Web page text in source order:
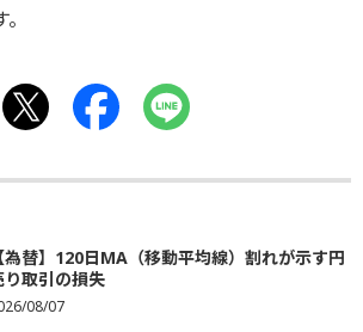
【為替】120日MA（移動平均線）割れが示す円
り取引の損失
08/07